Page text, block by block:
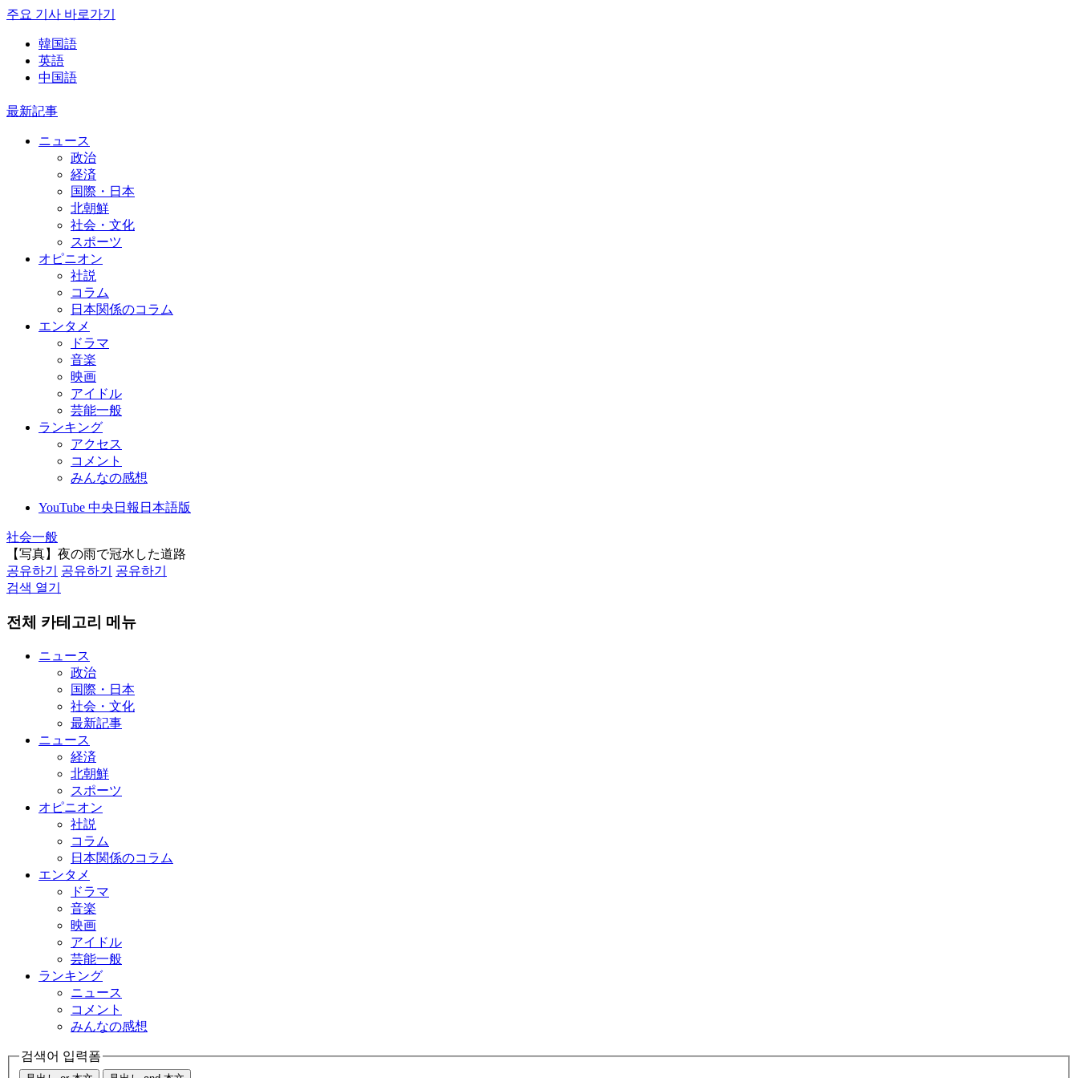
주요 기사 바로가기
韓国語
英語
中国語
最新記事
ニュース
政治
経済
国際・日本
北朝鮮
社会・文化
スポーツ
オピニオン
社説
コラム
日本関係のコラム
エンタメ
ドラマ
音楽
映画
アイドル
芸能一般
ランキング
アクセス
コメント
みんなの感想
YouTube 中央日報日本語版
社会一般
【写真】夜の雨で冠水した道路
공유하기
공유하기
공유하기
검색 열기
전체 카테고리 메뉴
ニュース
政治
国際・日本
社会・文化
最新記事
ニュース
経済
北朝鮮
スポーツ
オピニオン
社説
コラム
日本関係のコラム
エンタメ
ドラマ
音楽
映画
アイドル
芸能一般
ランキング
ニュース
コメント
みんなの感想
검색어 입력폼